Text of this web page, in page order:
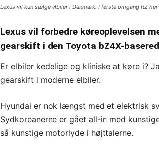
Lexus vil kun sælge elbiler i Danmark. I første omgang RZ
Lexus vil forbedre køreoplevelsen
gearskift i den Toyota bZ4X-
Er elbiler kedelige og kliniske at køre i?
gearskift i moderne elbiler.
Hyundai er nok længst med et elektrisk
Sydkoreanerne er gået all-in med
så kunstige motorlyde i højttalerne.